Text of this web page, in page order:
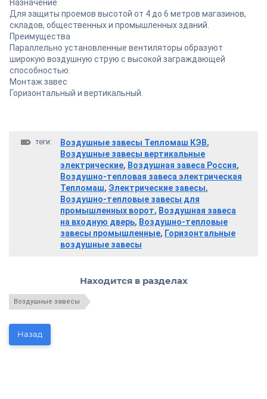
Назначение
Для защиты проемов высотой от 4 до 6 метров магазинов,
складов, общественных и промышленных зданий.
Преимущества
Параллельно установленные вентиляторы образуют
широкую воздушную струю с высокой заграждающей
способностью.
Монтаж завес
Горизонтальный и вертикальный.
теги: Воздушные завесы Тепломаш КЭВ,
Воздушные завесы вертикальные
электрические, Воздушная завеса Россия,
Воздушно-тепловая завеса электрическая
Тепломаш, Электрические завесы,
Воздушно-тепловые завесы для
промышленных ворот, Воздушная завеса
на входную дверь, Воздушно-тепловые
завесы промышленные, Горизонтальные
воздушные завесы
Находится в разделах
Воздушные завесы
Назад